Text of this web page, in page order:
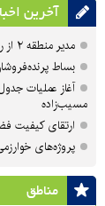
آخرین
مدیر منطقه ۲ از روند اجرای پروژه زیرگذر شیخ‌آباد بازدید کرد
بساط
آغاز عملیات
مسیب‌زاده
ارتقای کیفیت
پروژه‌های
مناطق